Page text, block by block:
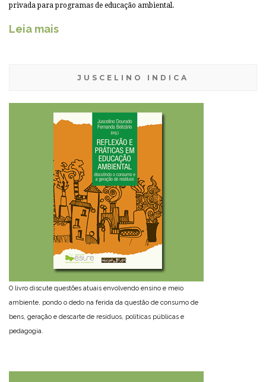
privada para programas de educação ambiental.
Leia mais
JUSCELINO INDICA
O livro discute questões atuais envolvendo ensino e meio
ambiente, pondo o dedo na ferida da questão de consumo de
bens, geração e descarte de resíduos, políticas públicas e
pedagogia.